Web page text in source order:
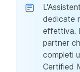
dedicate
effettiva.
partner
completi
Certified